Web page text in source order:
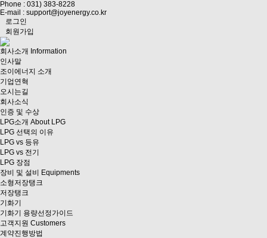
Phone : 031) 383-8228
E-mail : support@joyenergy.co.kr
로그인
회원가입
회사소개 Information
인사말
조이에너지 소개
기업연혁
오시는길
회사소식
인증 및 수상
LPG소개 About LPG
LPG 선택의 이유
LPG vs 등유
LPG vs 전기
LPG 장점
장비 및 설비
Equipments
소형저장탱크
저장탱크
기화기
기화기 용량선정가이드
고객지원 Customers
계약진행방법